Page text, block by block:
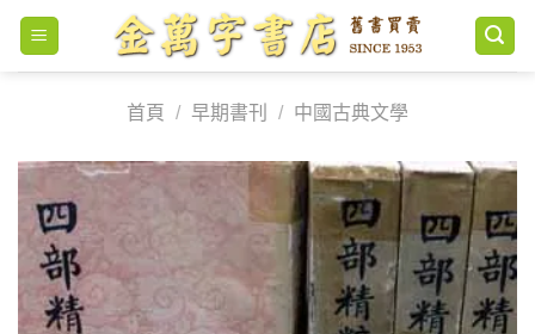
Skip
content
首頁
/ 早期書刊 / 中國古典文學